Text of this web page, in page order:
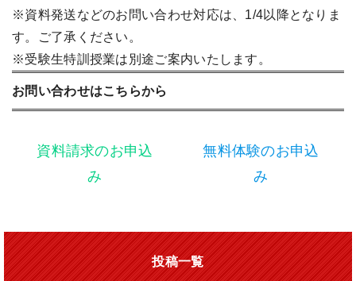
※資料発送などのお問い合わせ対応は、1/4以降となりま
す。ご了承ください。
※受験生特訓授業は別途ご案内いたします。
お問い合わせはこちらから
資料請求のお申込
み
無料体験のお申込
み
投稿一覧